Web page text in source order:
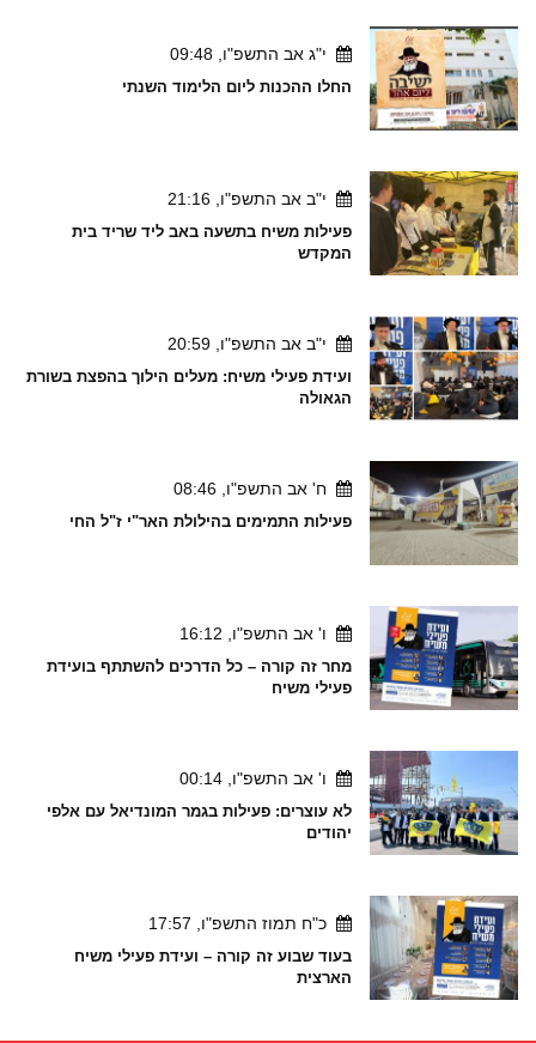
י"ג אב התשפ"ו, 09:48
החלו ההכנות ליום הלימוד השנתי
י"ב אב התשפ"ו, 21:16
פעילות משיח בתשעה באב ליד שריד בית
המקדש
י"ב אב התשפ"ו, 20:59
ועידת פעילי משיח: מעלים הילוך בהפצת בשורת
הגאולה
ח' אב התשפ"ו, 08:46
פעילות התמימים בהילולת האר"י ז"ל החי
ו' אב התשפ"ו, 16:12
מחר זה קורה – כל הדרכים להשתתף בועידת
פעילי משיח
ו' אב התשפ"ו, 00:14
לא עוצרים: פעילות בגמר המונדיאל עם אלפי
יהודים
כ"ח תמוז התשפ"ו, 17:57
בעוד שבוע זה קורה – ועידת פעילי משיח
הארצית